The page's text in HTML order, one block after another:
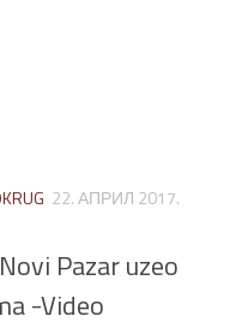
22. АПРИЛ 2017.
Pazar uzeo
-Video